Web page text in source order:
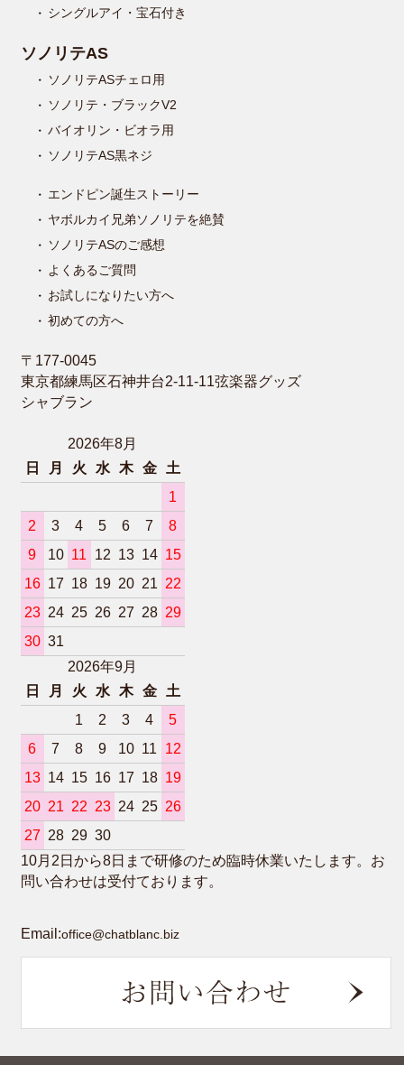
シングルアイ・宝石付き
ソノリテAS
ソノリテASチェロ用
ソノリテ・ブラックV2
バイオリン・ビオラ用
ソノリテAS黒ネジ
エンドピン誕生ストーリー
ヤボルカイ兄弟ソノリテを絶賛
ソノリテASのご感想
よくあるご質問
お試しになりたい方へ
初めての方へ
〒177-0045
東京都練馬区石神井台2-11-11弦楽器グッズ
シャブラン
2026年8月
日
月 火 水 木 金
土
1
2
3 4 5 6 7
8
9
10 11 12 13 14 15
16 17 18 19 20 21 22
23 24 25 26 27 28 29
30 31
2026年9月
日
月 火 水 木 金
土
1
2 3 4
5
6
7 8 9 10 11
12
13 14 15 16 17 18 19
20 21 22 23 24 25 26
27 28 29 30
10月2日から8日まで研修のため臨時休業いたします。お
問い合わせは受付ております。
Email:office@chatblanc.biz